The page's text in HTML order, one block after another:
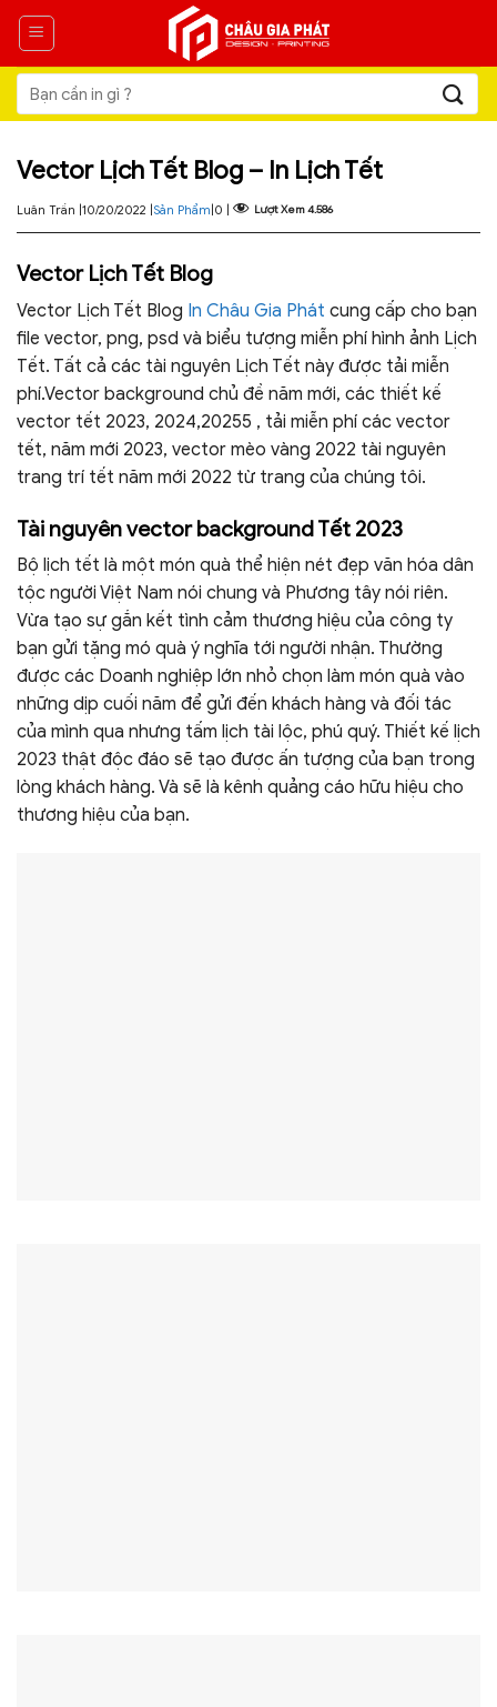
Skip
content
Tìm
kiếm:
Vector Lịch Tết Blog – In Lịch Tết
Luân Trần |10/20/2022 |Sản Phẩm|0 | Lượt Xem4.586
Vector Lịch Tết Blog
Vector Lịch Tết Blog In Châu Gia Phát cung cấp cho bạn
file vector, png, psd và biểu tượng miễn phí hình ảnh Lịch
Tết. Tất cả các tài nguyên Lịch Tết này được tải miễn
phí.Vector background chủ đề năm mới, các thiết kế
vector tết 2023, 2024,20255 , tải miễn phí các vector
tết, năm mới 2023, vector mèo vàng 2022 tài nguyên
trang trí tết năm mới 2022 từ trang của chúng tôi.
Tài nguyên vector background Tết 2023
Bộ lịch tết là một món quà thể hiện nét đẹp văn hóa dân
tộc người Việt Nam nói chung và Phương tây nói riên.
Vừa tạo sự gắn kết tình cảm thương hiệu của công ty
bạn gửi tặng mó quà ý nghĩa tới người nhận. Thường
được các Doanh nghiệp lớn nhỏ chọn làm món quà vào
những dịp cuối năm để gửi đến khách hàng và đối tác
của mình qua nhưng tấm lịch tài lộc, phú quý. Thiết kế lịch
2023 thật độc đáo sẽ tạo được ấn tượng của bạn trong
lòng khách hàng. Và sẽ là kênh quảng cáo hữu hiệu cho
thương hiệu của bạn.